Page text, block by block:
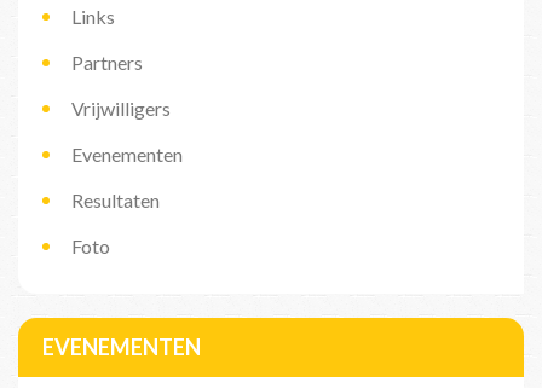
Links
Partners
Vrijwilligers
Evenementen
Resultaten
Foto
EVENEMENTEN